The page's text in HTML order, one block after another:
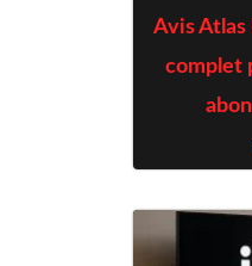
Avis Atlas
complet